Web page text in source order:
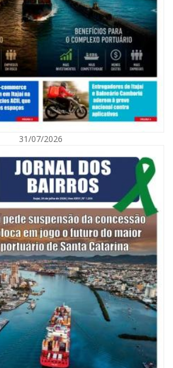
Navegantes com ações de prevenção de
31/07/2026